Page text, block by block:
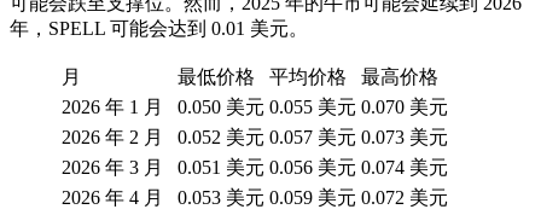
年，SPELL 可能会达到 0.01 美元。
月 最低价格 平均价格
最高价格
2026 年 1 月
0.050 美元 0.055 美元 0.070 美元
2026 年 2 月
0.052 美元 0.057 美元 0.073 美元
2026 年 3 月
0.051 美元 0.056 美元 0.074 美元
2026 年 4 月
0.053 美元 0.059 美元 0.072 美元